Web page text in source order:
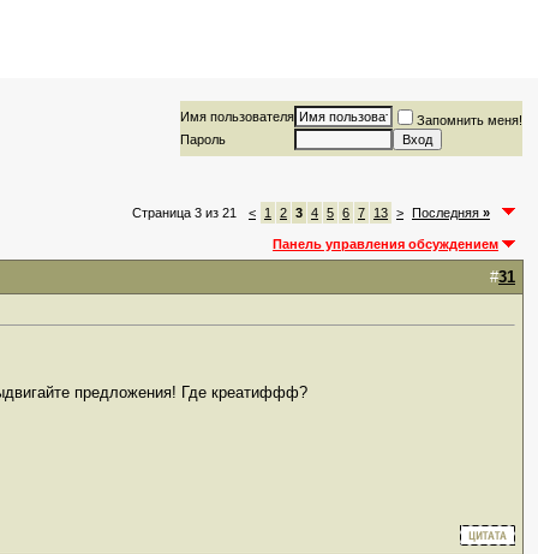
Имя пользователя
Запомнить меня!
Пароль
Страница 3 из 21 < 1 2 3 4 5 6 7 13 > Последняя »
Панель управления обсуждением
#31
предложения! Где креатиффф?